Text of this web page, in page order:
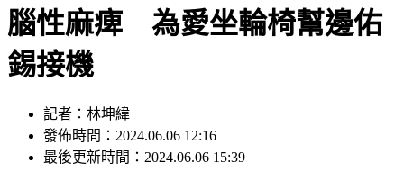
腦性麻痺 為愛坐輪椅幫邊佑
錫接機
記者：林坤緯
發佈時間：2024.06.06 12:16
最後更新時間：2024.06.06 15:39